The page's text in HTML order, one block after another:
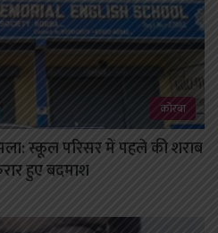
कोरबा
स्कूल परिसर में पहले की शराब
हुए बदमाश